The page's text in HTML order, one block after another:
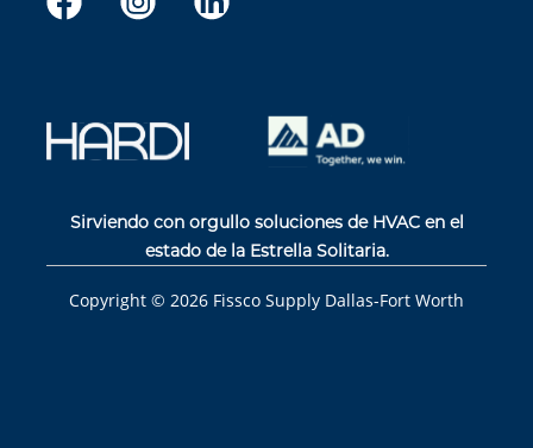
Sirviendo con orgullo soluciones de HVAC en el
estado de la Estrella Solitaria.
Copyright © 2026 Fissco Supply Dallas-Fort Worth